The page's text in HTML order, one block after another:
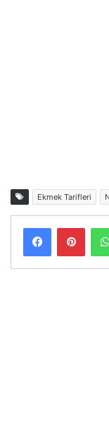
Ekmek Tarifleri
Facebook